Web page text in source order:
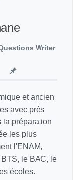
Writer
et ancien
avec près
la préparation
les plus
l'ENAM,
BTS, le BAC, le
écoles.